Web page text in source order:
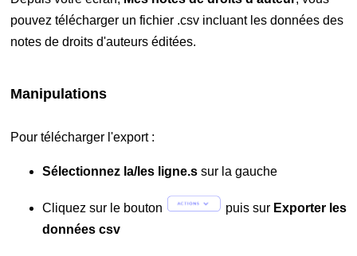
pouvez télécharger un fichier .csv incluant les données des
notes de droits d'auteurs éditées.
Manipulations
Pour télécharger l'export :
Sélectionnez la/les ligne.s sur la gauche
Cliquez sur le bouton puis sur Exporter les
données csv